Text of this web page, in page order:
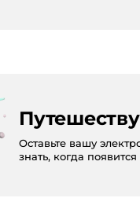
Оставьте вашу
знать, когда